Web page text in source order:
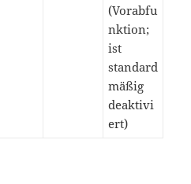
(Vorabfu
nktion;
ist
standard
mäßig
deaktivi
ert)